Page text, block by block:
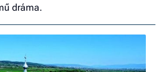
dráma.